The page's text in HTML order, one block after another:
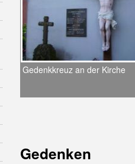
Gedenkkreuz an der Kirche
Gedenken